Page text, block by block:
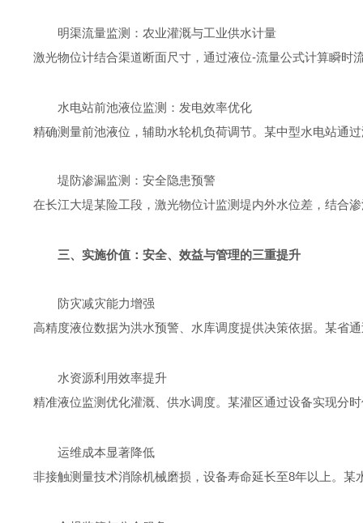
明渠流量监测：农业灌溉与工业供水计量
激光物位计结合渠道断面尺寸，通过液位-流量公式计算瞬时
水电站前池液位监测：发电效率优化
精确测量前池液位，辅助水轮机负荷调节。某中型水电站通
堤防渗漏监测：安全隐患预警
在长江大堤某险工段，激光物位计监测堤内外水位差，结合
三、实施价值：安全、效益与管理的三重提升
防灾减灾能力增强
高精度液位数据为洪水预警、水库调度提供决策依据。某省
水资源利用效率提升
精准液位监测优化灌溉、供水调度。某灌区通过设备实现分
运维成本显著降低
非接触测量技术消除机械磨损，设备寿命延长至8年以上。某